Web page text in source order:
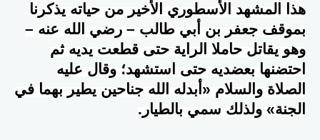
هذا المشهد الأسطوري الأخير من حياته يذكرنا
بموقف جعفر بن أبي طالب – رضي الله عنه –
وهو يقاتل حاملا الراية حتى قطعت يديه ثم
احتضنها بعضديه حتى استشهد؛ وقال عليه
الصلاة والسلام «أبدله الله جناحين يطير بهما في
الجنة» ولذلك سمي بالطيار.